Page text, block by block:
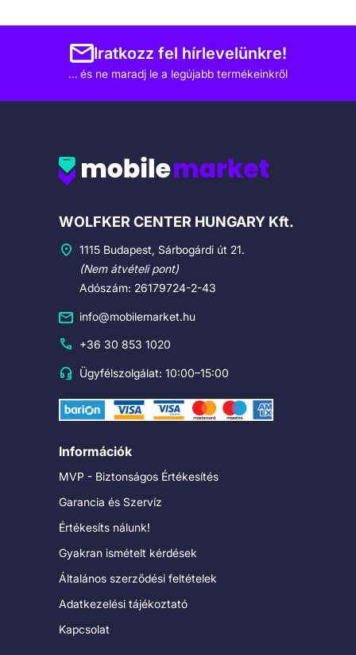
Iratkozz fel hírlevelünkre!
… és ne maradj le a legújabb termékeinkről
Cégadatok
WOLFKER CENTER HUNGARY Kft.
1115 Budapest, Sárbogárdi út 21.
(Nem átvételi pont)
Adószám: 26179724-2-43
info@mobilemarket.hu
+36 30 853 1020
Ügyfélszolgálat: 10:00–15:00
Információk
MVP - Biztonságos Értékesítés
Garancia és Szervíz
Értékesíts nálunk!
Gyakran ismételt kérdések
Általános szerződési feltételek
Adatkezelési tájékoztató
Kapcsolat